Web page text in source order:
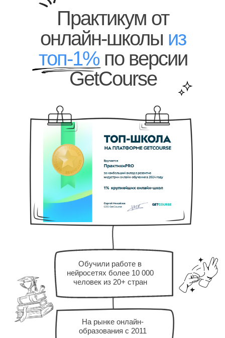
Практикум от
онлайн-школы из
топ-1% по версии
GetCourse
На рынке онлайн-
образования с 2011
Обучили работе в
нейросетях более 10 000
человек из 20+ стран